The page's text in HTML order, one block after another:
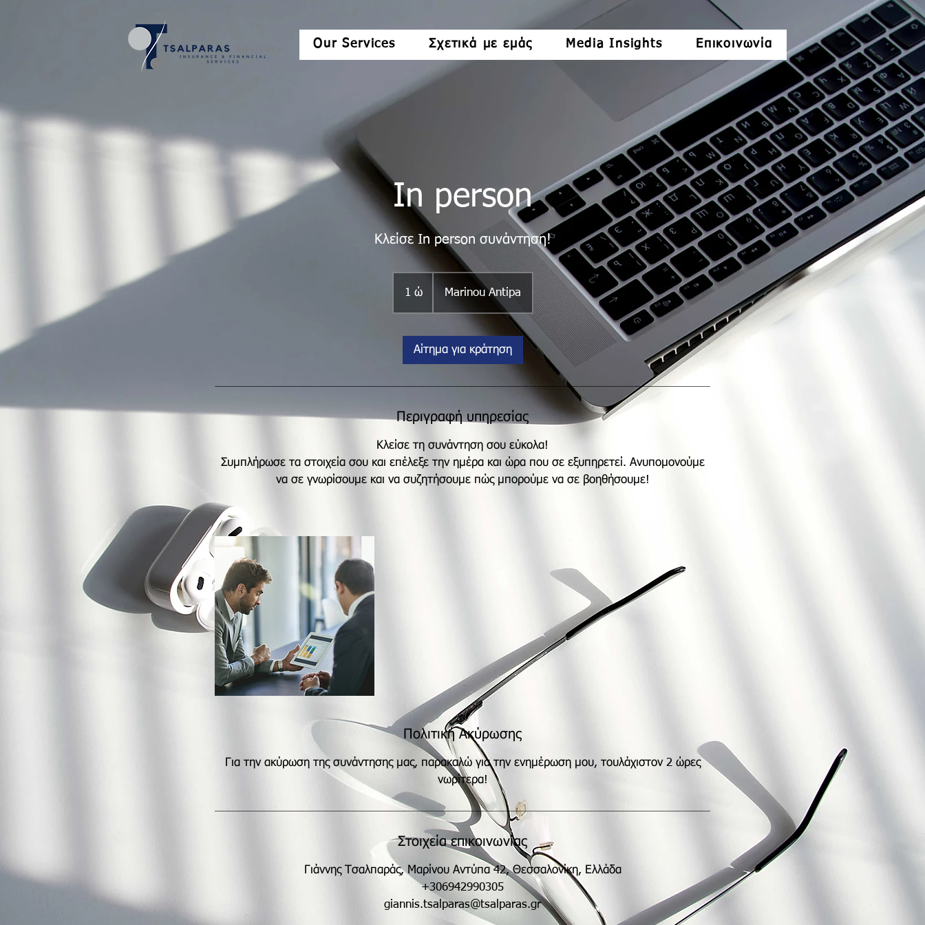
Our Services Σχετικά με εμάς Media Insights Επικοινωνία
In person
Κλείσε In person συνάντηση!
1 ώ1 Marinou Antipa
Αίτημα για κράτηση
Περιγραφή υπηρεσίας
Κλείσε τη συνάντηση σου εύκολα!
Συμπλήρωσε τα στοιχεία σου και επέλεξε την ημέρα και ώρα που σε εξυπηρετεί. Ανυπομονούμε
να σε γνωρίσουμε και να συζητήσουμε πώς μπορούμε να σε βοηθήσουμε!
Πολιτική Ακύρωσης
Για την ακύρωση της συνάντησης μας, παρακαλώ για την ενημέρωση μου, τουλάχιστον 2 ώρες
νωρίτερα!
Στοιχεία επικοινωνίας
Γιάννης Τσαλπαράς, Μαρίνου Αντύπα 42, Θεσσαλονίκη, Ελλάδα
+306942990305
giannis.tsalparas@tsalparas.gr